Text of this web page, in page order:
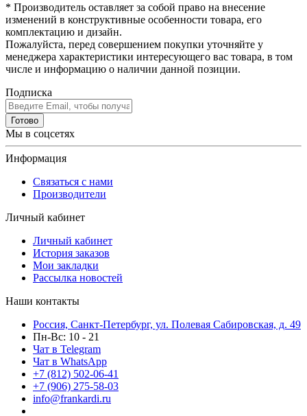
* Производитель оставляет за собой право на внесение
изменений в конструктивные особенности товара, его
комплектацию и дизайн.
Пожалуйста, перед совершением покупки уточняйте у
менеджера характеристики интересующего вас товара, в том
числе и информацию о наличии данной позиции.
Подписка
Готово
Мы в соцсетях
Информация
Связаться с нами
Производители
Личный кабинет
Личный кабинет
История заказов
Мои закладки
Рассылка новостей
Наши контакты
Россия, Санкт-Петербург, ул. Полевая Сабировская, д. 49
Пн-Вс: 10 - 21
Чат в Telegram
Чат в WhatsApp
+7 (812) 502-06-41
+7 (906) 275-58-03
info@frankardi.ru